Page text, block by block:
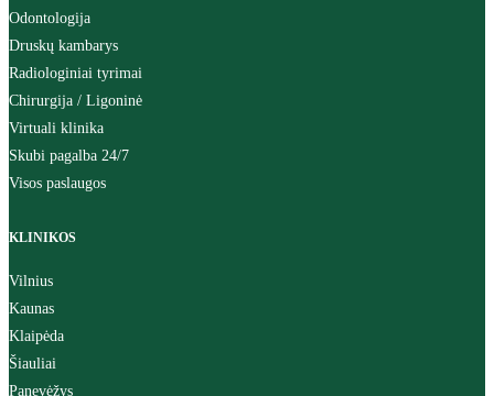
Odontologija
Druskų kambarys
Radiologiniai tyrimai
Chirurgija / Ligoninė
Virtuali klinika
Skubi pagalba 24/7
Visos paslaugos
KLINIKOS
Vilnius
Kaunas
Klaipėda
Šiauliai
Panevėžys